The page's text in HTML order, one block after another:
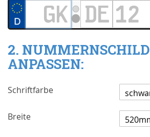
2. NUMMERNSCHILD
ANPASSEN:
Schriftfarbe
Breite